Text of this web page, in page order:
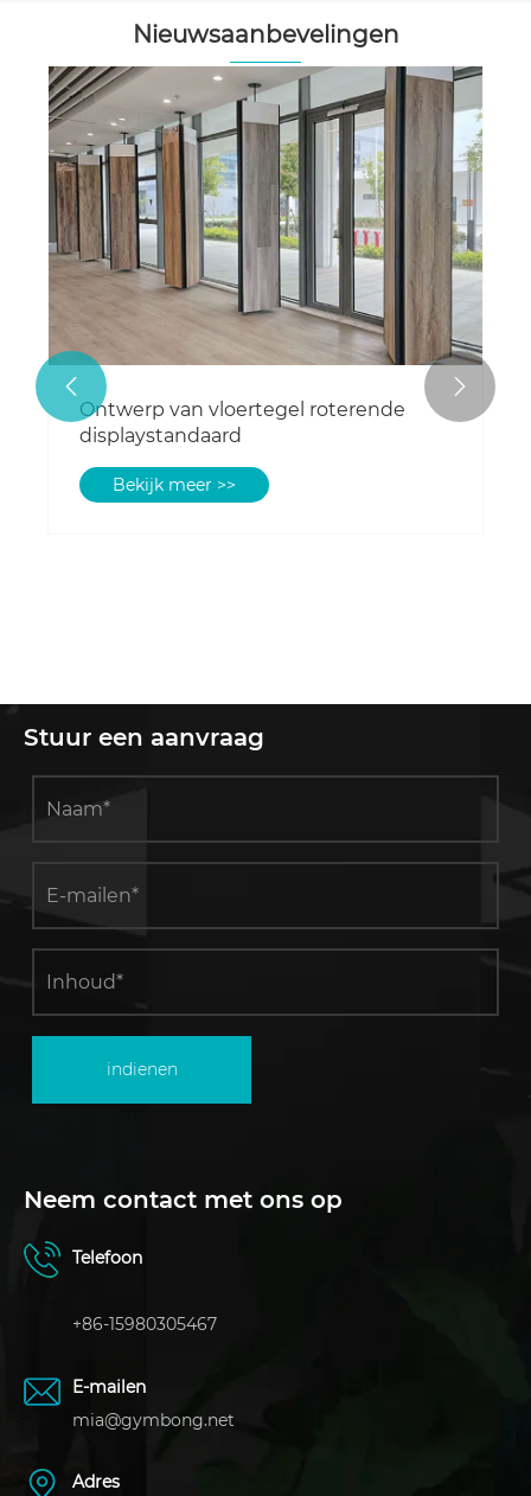
Nieuwsaanbevelingen
Ontwerp van vloertegel roterende
displaystandaard
Bekijk meer >>
 
Stuur een aanvraag
indienen
Neem contact met ons op
Telefoon
+86-15980305467
E-mailen
mia@gymbong.net
Adres